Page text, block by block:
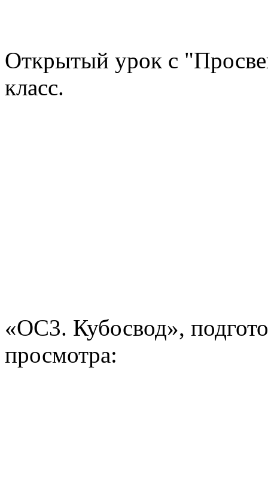
Открытый урок с
класс.
«ОС3. Кубосвод»,
просмотра: